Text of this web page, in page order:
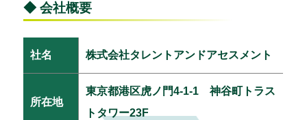
◆ 会社概要
社名 株式会社タレントアンドアセスメント
所在地
東京都港区虎ノ門4-1-1 神谷町トラス
トタワー23F